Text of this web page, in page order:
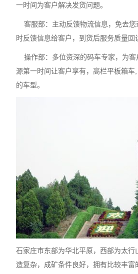
一时间为客户解决发货问题。
客服部：主动反馈物流信息，免去您
时反馈信息给客户，到货后服务质量回
操作部：多位资深的码车专家，为客
源第一时间让客户享有，高栏平板箱车
的车型。
石家庄市东部为华北平原，西部为太行
造复杂，成矿条件良好，拥有比较丰